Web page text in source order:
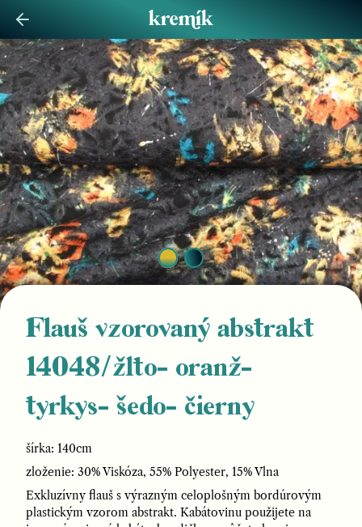
Flauš vzorovaný abstrakt
14048/žlto- oranž-
tyrkys- šedo- čierny
šírka: 140cm
zloženie: 30% Viskóza, 55% Polyester, 15% Vlna
Exkluzívny flauš s výrazným celoplošným bordúrovým
plastickým vzorom abstrakt. Kabátovinu použijete na